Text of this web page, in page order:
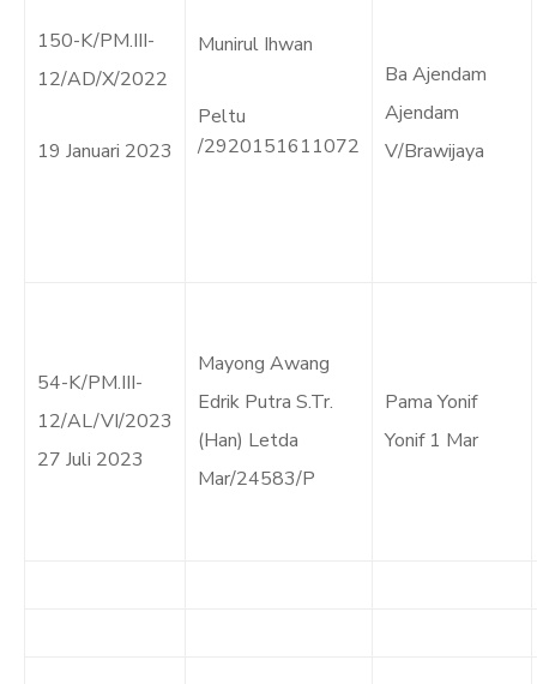
150-K/PM.III-
12/AD/X/2022
19 Januari 2023
Munirul Ihwan
Peltu
/2920151611072
Ba Ajendam
Ajendam
V/Brawijaya
54-K/PM.III-
12/AL/VI/2023
27 Juli 2023
Mayong Awang
Edrik Putra S.Tr.
(Han) Letda
Mar/24583/P
Pama Yonif
Yonif 1 Mar